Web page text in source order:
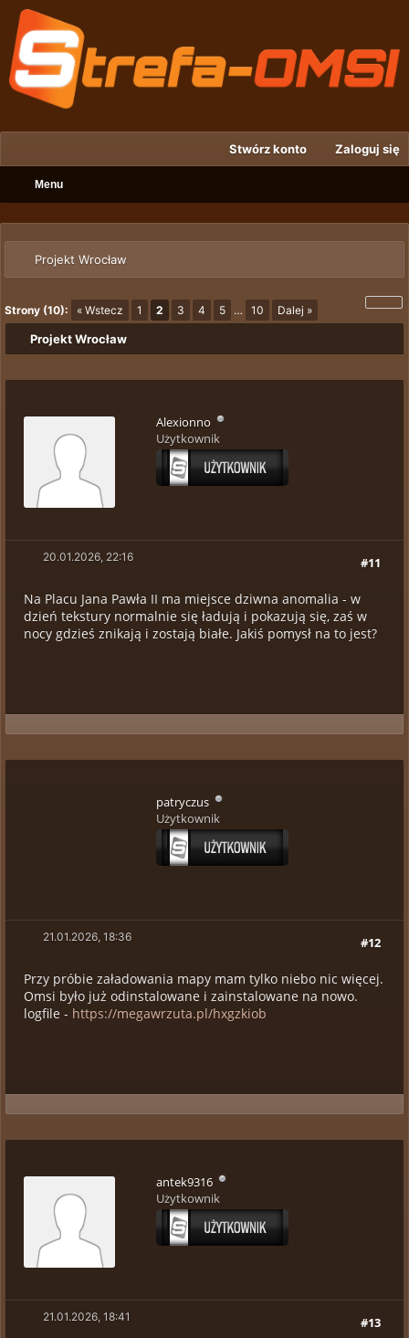
Stwórz konto Zaloguj się
Menu
Projekt Wrocław
Strony (10): « Wstecz 1 2 3 4 5 … 10 Dalej »
Projekt Wrocław
Alexionno
Użytkownik
#11
20.01.2026, 22:16
Na Placu Jana Pawła II ma miejsce dziwna anomalia - w
dzień tekstury normalnie się ładują i pokazują się, zaś w
nocy gdzieś znikają i zostają białe. Jakiś pomysł na to jest?
patryczus
Użytkownik
#12
21.01.2026, 18:36
Przy próbie załadowania mapy mam tylko niebo nic więcej.
Omsi było już odinstalowane i zainstalowane na nowo.
logfile - https://megawrzuta.pl/hxgzkiob
antek9316
Użytkownik
#13
21.01.2026, 18:41